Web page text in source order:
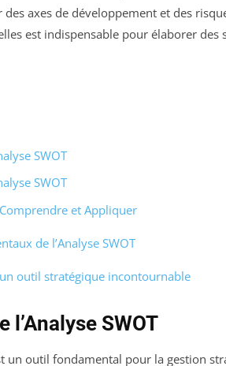
axes de développement et des
est indispensable pour élaborer des
SWOT
SWOT
et Appliquer
de l’Analyse SWOT
un outil stratégique incontournable
l’Analyse SWOT
un outil fondamental pour la gestion